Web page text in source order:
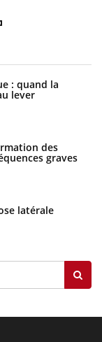
: quand la
lever
des
graves
latérale